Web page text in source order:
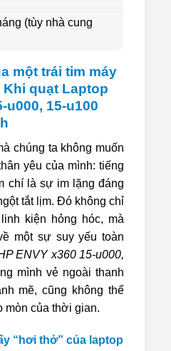
(tùy nhà cung
một trái tim máy
quạt Laptop
u000, 15-u100
chúng ta không muốn
yêu của mình: tiếng
chí là sự im lặng đáng
tắt lịm. Đó không chỉ
kiện hỏng hóc, mà
một sự suy yếu toàn
ENVY x360 15-u000,
mình vẻ ngoài thanh
mẽ, cũng không thể
mòn của thời gian.
“hơi thở” của laptop